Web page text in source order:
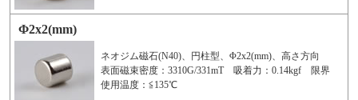
Φ2x2(mm)
ネオジム磁石(N40)、円柱型、Φ2x2(mm)、高さ方向
表面磁束密度：3310G/331mT 吸着力：0.14kgf 限界
使用温度：≦135℃